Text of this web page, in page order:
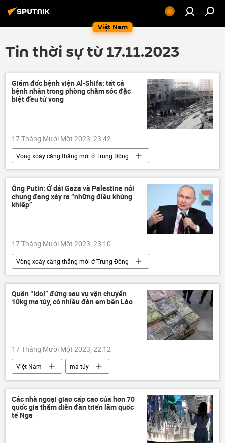
Việt Nam
Tin thời sự từ 17.11.2023
Giám đốc bệnh viện Al-Shifa: tất cả
bệnh nhân trong phòng chăm sóc đặc
biệt đều tử vong
17 Tháng Mười Một 2023, 23:42
Vòng xoáy căng thẳng mới ở Trung Đông
bệnh viện
Palestine
Israel
Gaza
HAMAS
xung đột quân sự
cái chết
Thế giới
Ông Putin: Ở dải Gaza và Palestine nói
chung đang xảy ra “những điều khủng
khiếp”
17 Tháng Mười Một 2023, 23:10
Vòng xoáy căng thẳng mới ở Trung Đông
Gaza
Palestine
Iraq
Nga
Vladimir Putin
Văn hóa
Thế giới
Trung Đông
Quân “Idol” đứng sau vụ vận chuyển
10kg ma túy, có nhiều đàn em bên Lào
17 Tháng Mười Một 2023, 22:12
Việt Nam
ma túy
đường Hồ Chí Minh
công an
Quảng Trị
vi phạm Pháp luật
Các nhà ngoại giao cấp cao của hơn 70
quốc gia thăm diễn đàn triển lãm quốc
tế Nga